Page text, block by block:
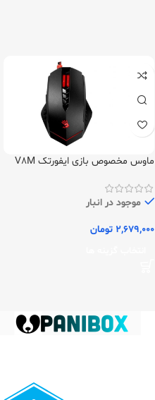
ماوس مخصوص بازی ایفورتک V8M
موجود در انبار
2,679,000 تومان